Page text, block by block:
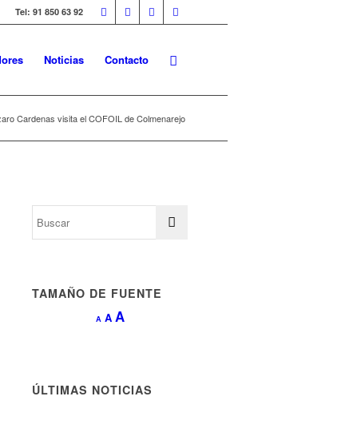
Tel: 91 850 63 92
Noticias Contacto
Cardenas visita el COFOIL de Colmenarejo
TAMAÑO DE FUENTE
A Reducir
ARestablecer
AAumentar
ÚLTIMAS NOTICIAS